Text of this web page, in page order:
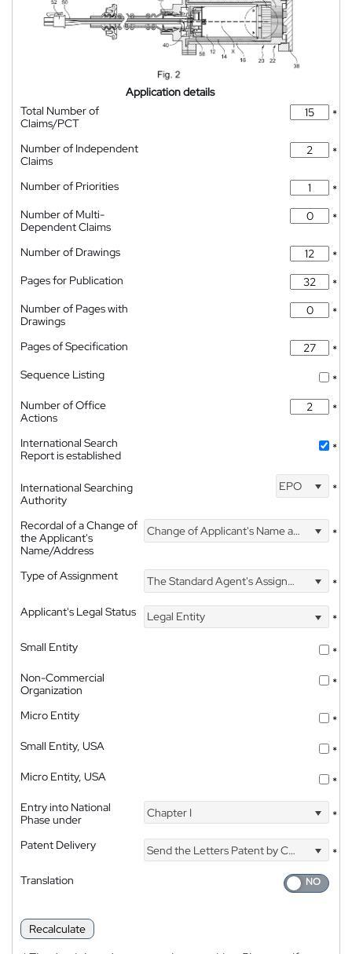
Application details
Total Number of
Claims/PCT
*
Number of Independent
Claims
*
Number of Priorities
*
Number of Multi-
Dependent Claims
*
Number of Drawings
*
Pages for Publication
*
Number of Pages with
Drawings
*
Pages of Specification
*
Sequence Listing
*
Number of Office
Actions
*
International Search
Report is established
*
International Searching
Authority
EPO *
Recordal of a Change of
the Applicant's
Name/Address
Change of Applicant's Name and Address *
Type of Assignment The Standard Agent's Assignment
*
Applicant's Legal Status
Legal Entity
*
Small Entity
*
Non-Commercial
Organization
*
Micro Entity
*
Small Entity, USA
*
Micro Entity, USA
*
Entry into National
Phase under
Chapter I *
Patent Delivery Send the Letters Patent by Courier
*
Translation
Recalculate